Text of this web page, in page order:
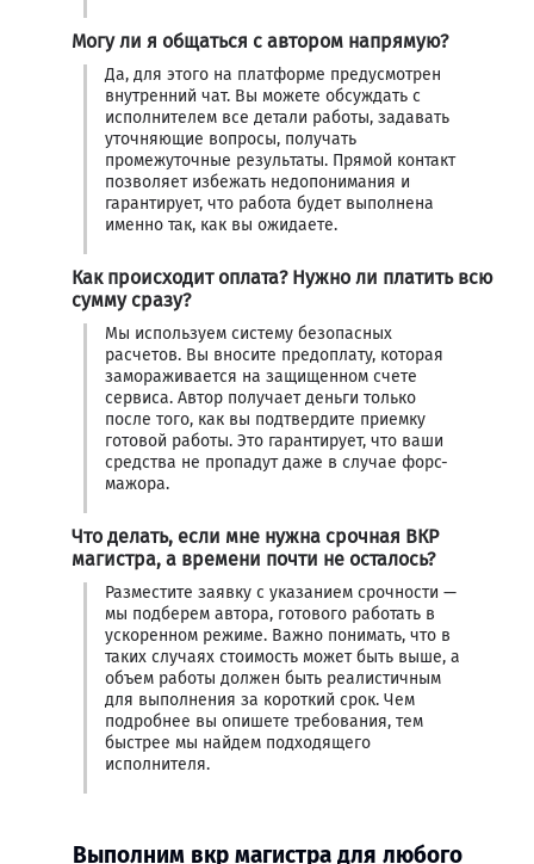
Могу ли я общаться с автором напрямую?
Да, для этого на платформе предусмотрен
внутренний чат. Вы можете обсуждать с
исполнителем все детали работы, задавать
уточняющие вопросы, получать
промежуточные результаты. Прямой контакт
позволяет избежать недопонимания и
гарантирует, что работа будет выполнена
именно так, как вы ожидаете.
Как происходит оплата? Нужно ли платить всю
сумму сразу?
Мы используем систему безопасных
расчетов. Вы вносите предоплату, которая
замораживается на защищенном счете
сервиса. Автор получает деньги только
после того, как вы подтвердите приемку
готовой работы. Это гарантирует, что ваши
средства не пропадут даже в случае форс-
мажора.
Что делать, если мне нужна срочная ВКР
магистра, а времени почти не осталось?
Разместите заявку с указанием срочности —
мы подберем автора, готового работать в
ускоренном режиме. Важно понимать, что в
таких случаях стоимость может быть выше, а
объем работы должен быть реалистичным
для выполнения за короткий срок. Чем
подробнее вы опишете требования, тем
быстрее мы найдем подходящего
исполнителя.
Выполним вкр магистра для любого